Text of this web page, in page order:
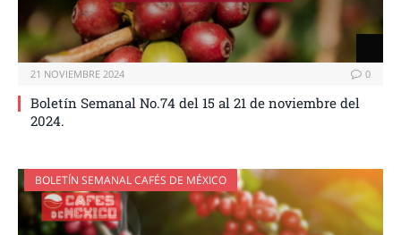
21 NOVIEMBRE 2024 0
Boletín Semanal No.74 del 15 al 21 de noviembre del
2024.
BOLETÍN SEMANAL CAFÉS DE MÉXICO